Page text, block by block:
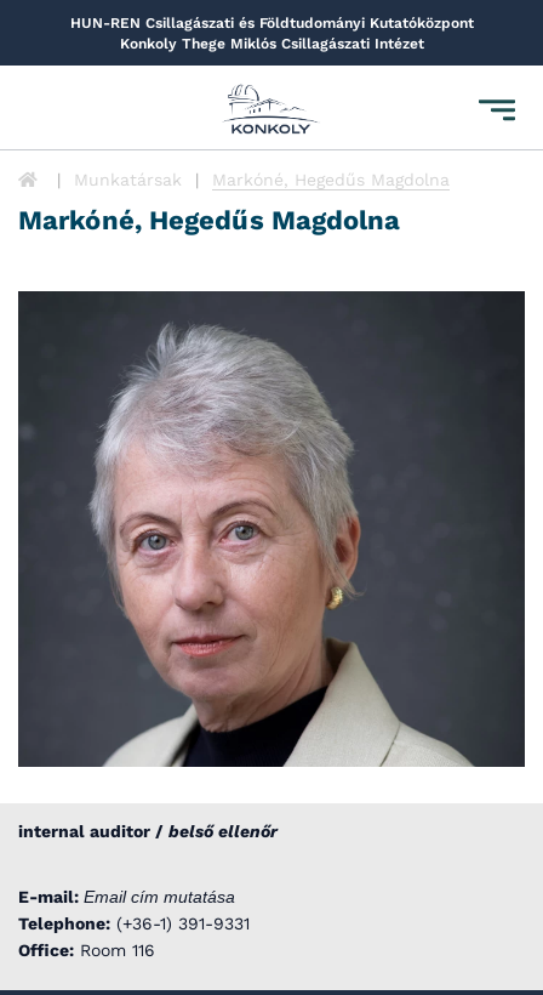
HUN-REN Csillagászati és Földtudományi Kutatóközpont
Konkoly Thege Miklós Csillagászati Intézet
Toggle
Munkatársak Markóné, Hegedűs Magdolna
Markóné, Hegedűs Magdolna
internal auditor / belső ellenőr
E-mail: Email cím mutatása
Telephone: (+36-1) 391-9331
Office: Room 116